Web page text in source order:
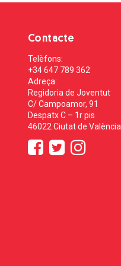
Contacte
Telèfons:
+34 647 789 362
Adreça:
Regidoria de Joventut
C/ Campoamor, 91
Despatx C – 1r pis
46022 Ciutat de València